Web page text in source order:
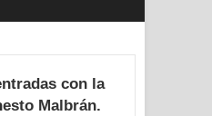
con la
Malbrán.